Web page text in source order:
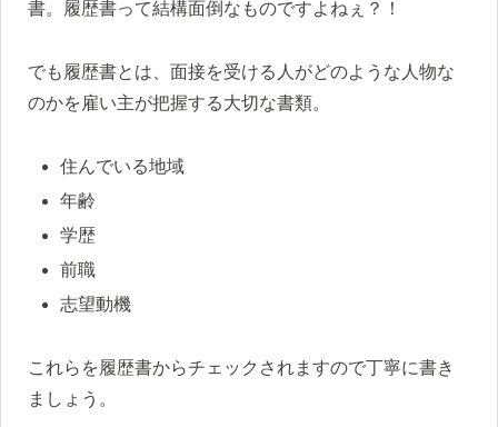
書。履歴書って結構面倒なものですよねぇ？！
でも履歴書とは、面接を受ける人がどのような人物な
のかを雇い主が把握する大切な書類。
住んでいる地域
年齢
学歴
前職
志望動機
これらを履歴書からチェックされますので丁寧に書き
ましょう。